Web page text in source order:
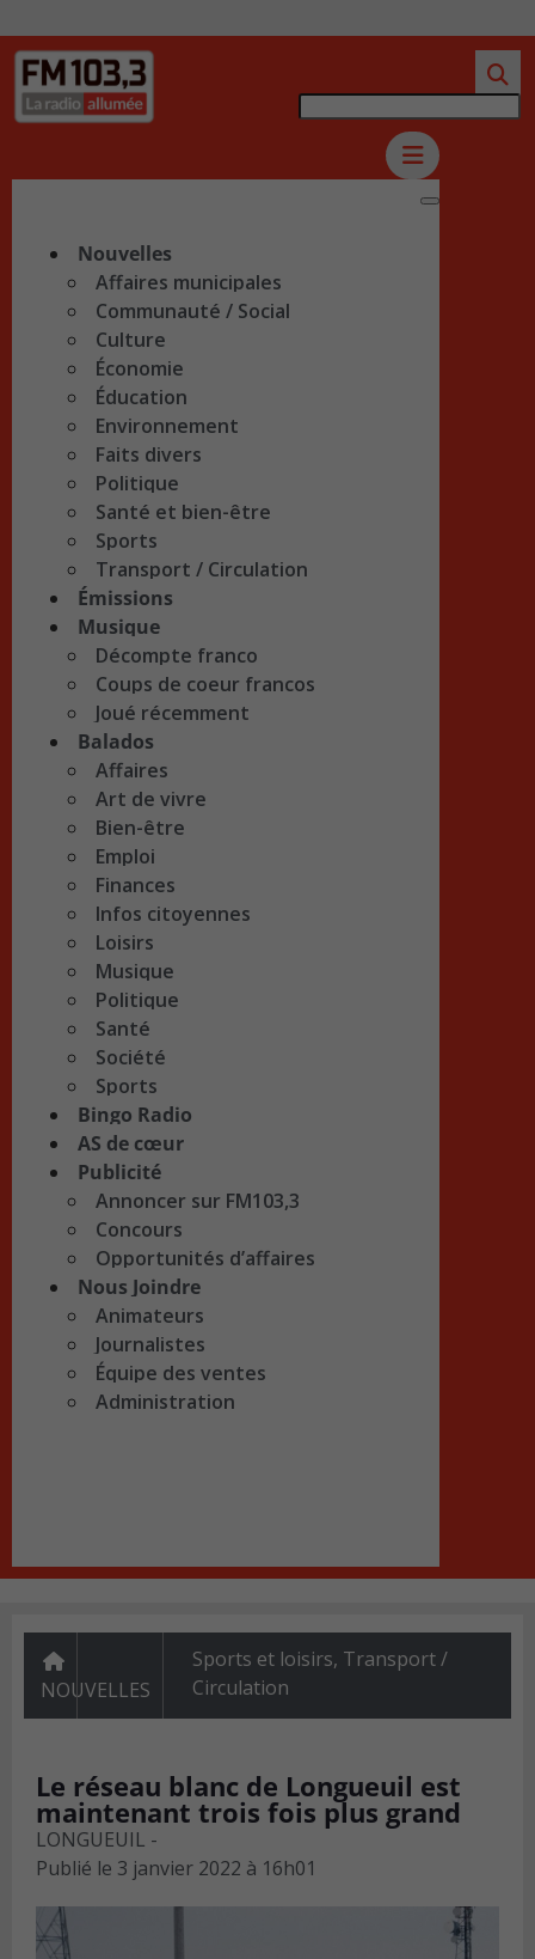
Nouvelles
Affaires municipales
Communauté / Social
Culture
Économie
Éducation
Environnement
Faits divers
Politique
Santé et bien-être
Sports
Transport / Circulation
Émissions
Musique
Décompte franco
Coups de coeur francos
Joué récemment
Balados
Affaires
Art de vivre
Bien-être
Emploi
Finances
Infos citoyennes
Loisirs
Musique
Politique
Santé
Société
Sports
Bingo Radio
AS de cœur
Publicité
Annoncer sur FM103,3
Concours
Opportunités d’affaires
Nous Joindre
Animateurs
Journalistes
Équipe des ventes
Administration
NOUVELLES
Sports et loisirs, Transport /
Circulation
Le réseau blanc de Longueuil est
maintenant trois fois plus grand
LONGUEUIL -
Publié le 3 janvier 2022 à 16h01